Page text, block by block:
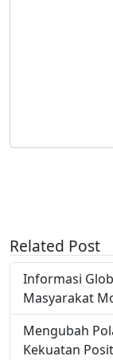
Related Post
Informasi
Masyarakat
Mengubah
Kekuatan